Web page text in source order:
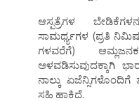
ಆಸ್ಪತ್ರೆಗಳ
ಸಾಮರ್ಥ್ಯಗಳ (ಪ್ರತಿ
ಗಳವರೆಗೆ)
ಅಳವಡಿಸುವುದಕ್ಕಾಗಿ
ನಾಲ್ಕು ಏಜೆನ್ಸಿಗಳೊಂದಿಗೆ
ಸಹಿ ಹಾಕಿದೆ.